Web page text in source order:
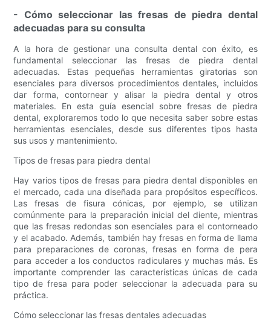
- Cómo seleccionar las fresas de piedra dental
adecuadas para su consulta
A la hora de gestionar una consulta dental con éxito, es
fundamental seleccionar las fresas de piedra dental
adecuadas. Estas pequeñas herramientas giratorias son
esenciales para diversos procedimientos dentales, incluidos
dar forma, contornear y alisar la piedra dental y otros
materiales. En esta guía esencial sobre fresas de piedra
dental, exploraremos todo lo que necesita saber sobre estas
herramientas esenciales, desde sus diferentes tipos hasta
sus usos y mantenimiento.
Tipos de fresas para piedra dental
Hay varios tipos de fresas para piedra dental disponibles en
el mercado, cada una diseñada para propósitos específicos.
Las fresas de fisura cónicas, por ejemplo, se utilizan
comúnmente para la preparación inicial del diente, mientras
que las fresas redondas son esenciales para el contorneado
y el acabado. Además, también hay fresas en forma de llama
para preparaciones de coronas, fresas en forma de pera
para acceder a los conductos radiculares y muchas más. Es
importante comprender las características únicas de cada
tipo de fresa para poder seleccionar la adecuada para su
práctica.
Cómo seleccionar las fresas dentales adecuadas